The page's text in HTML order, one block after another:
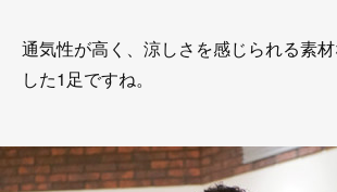
通気性が高く、涼しさを感じられる素
した1足ですね。